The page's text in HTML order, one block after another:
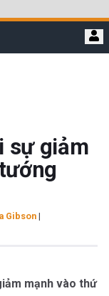
sự giảm
Gibson|
mạnh vào thứ